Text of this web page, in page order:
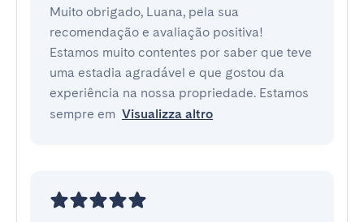
Muito obrigado, Luana, pela sua
recomendação e avaliação positiva!
Estamos muito contentes por saber que teve
uma estadia agradável e que gostou da
experiência na nossa propriedade. Estamos
sempre em Visualizza altro